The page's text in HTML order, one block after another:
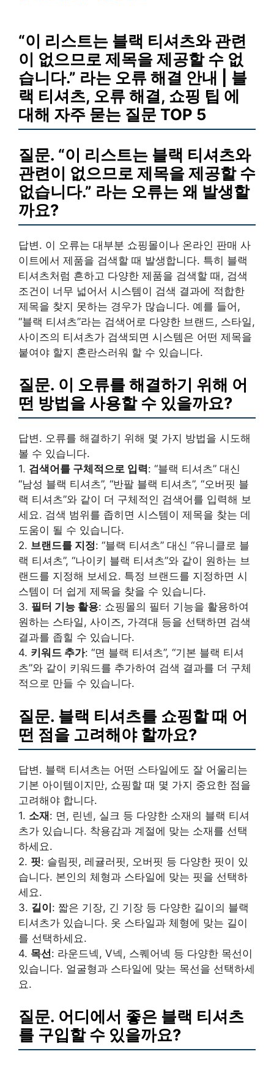
“이 리스트는 블랙 티셔츠와 관련
이 없으므로 제목을 제공할 수 없
습니다.” 라는 오류 해결 안내 | 블
랙 티셔츠, 오류 해결, 쇼핑 팁 에
대해 자주 묻는 질문 TOP 5
질문. “이 리스트는 블랙 티셔츠와
관련이 없으므로 제목을 제공할 수
없습니다.” 라는 오류는 왜 발생할
까요?
답변. 이 오류는 대부분 쇼핑몰이나 온라인 판매 사
이트에서 제품을 검색할 때 발생합니다. 특히 블랙
티셔츠처럼 흔하고 다양한 제품을 검색할 때, 검색
조건이 너무 넓어서 시스템이 검색 결과에 적합한
제목을 찾지 못하는 경우가 많습니다. 예를 들어,
“블랙 티셔츠”라는 검색어로 다양한 브랜드, 스타일,
사이즈의 티셔츠가 검색되면 시스템은 어떤 제목을
붙여야 할지 혼란스러워 할 수 있습니다.
질문. 이 오류를 해결하기 위해 어
떤 방법을 사용할 수 있을까요?
답변. 오류를 해결하기 위해 몇 가지 방법을 시도해
볼 수 있습니다.
1. 검색어를 구체적으로 입력: “블랙 티셔츠” 대신
“남성 블랙 티셔츠”, “반팔 블랙 티셔츠”, “오버핏 블
랙 티셔츠”와 같이 더 구체적인 검색어를 입력해 보
세요. 검색 범위를 좁히면 시스템이 제목을 찾는 데
도움이 될 수 있습니다.
2. 브랜드를 지정: “블랙 티셔츠” 대신 “유니클로 블
랙 티셔츠”, “나이키 블랙 티셔츠”와 같이 원하는 브
랜드를 지정해 보세요. 특정 브랜드를 지정하면 시
스템이 더 쉽게 제목을 찾을 수 있습니다.
3. 필터 기능 활용: 쇼핑몰의 필터 기능을 활용하여
원하는 스타일, 사이즈, 가격대 등을 선택하면 검색
결과를 좁힐 수 있습니다.
4. 키워드 추가: “면 블랙 티셔츠”, “기본 블랙 티셔
츠”와 같이 키워드를 추가하여 검색 결과를 더 구체
적으로 만들 수 있습니다.
질문. 블랙 티셔츠를 쇼핑할 때 어
떤 점을 고려해야 할까요?
답변. 블랙 티셔츠는 어떤 스타일에도 잘 어울리는
기본 아이템이지만, 쇼핑할 때 몇 가지 중요한 점을
고려해야 합니다.
1. 소재: 면, 린넨, 실크 등 다양한 소재의 블랙 티셔
츠가 있습니다. 착용감과 계절에 맞는 소재를 선택
하세요.
2. 핏: 슬림핏, 레귤러핏, 오버핏 등 다양한 핏이 있
습니다. 본인의 체형과 스타일에 맞는 핏을 선택하
세요.
3. 길이: 짧은 기장, 긴 기장 등 다양한 길이의 블랙
티셔츠가 있습니다. 옷 스타일과 체형에 맞는 길이
를 선택하세요.
4. 목선: 라운드넥, V넥, 스퀘어넥 등 다양한 목선이
있습니다. 얼굴형과 스타일에 맞는 목선을 선택하세
요.
질문. 어디에서 좋은 블랙 티셔츠
를 구입할 수 있을까요?